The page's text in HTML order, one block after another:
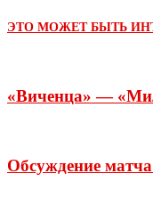
ЭТО МОЖЕТ БЫТЬ
«Виченца» —
Обсуждение